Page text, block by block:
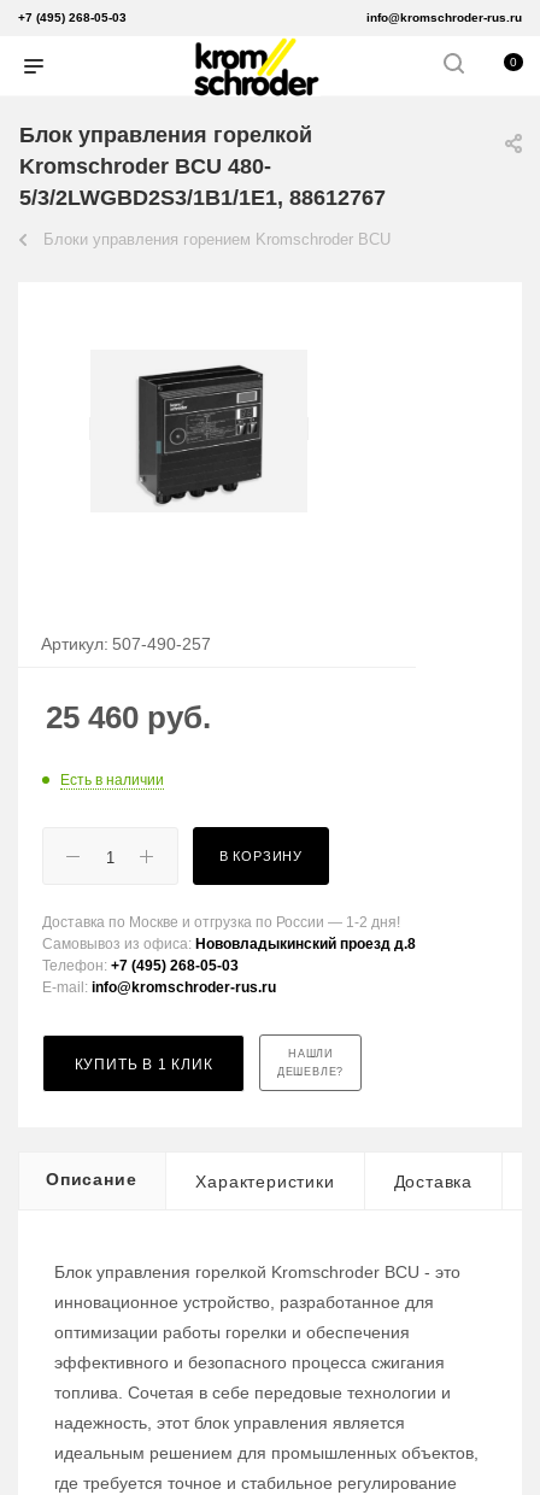
+7 (495) 268-05-03 info@kromschroder-rus.ru
0
Блок управления горелкой
Kromschroder BCU 480-
5/3/2LWGBD2S3/1B1/1E1, 88612767
Блоки управления горением Kromschroder BCU
Артикул: 507-490-257
25 460 руб.
Есть в наличии
В КОРЗИНУ
Доставка по Москве и отгрузка по России — 1-2 дня!
Самовывоз из офиса: Нововладыкинский проезд д.8
Телефон: +7 (495) 268-05-03
E-mail: info@kromschroder-rus.ru
КУПИТЬ В 1 КЛИК
НАШЛИ
ДЕШЕВЛЕ?
Описание Характеристики Доставка
Блок управления горелкой Kromschroder BCU - это
инновационное устройство, разработанное для
оптимизации работы горелки и обеспечения
эффективного и безопасного процесса сжигания
топлива. Сочетая в себе передовые технологии и
надежность, этот блок управления является
идеальным решением для промышленных объектов,
где требуется точное и стабильное регулирование